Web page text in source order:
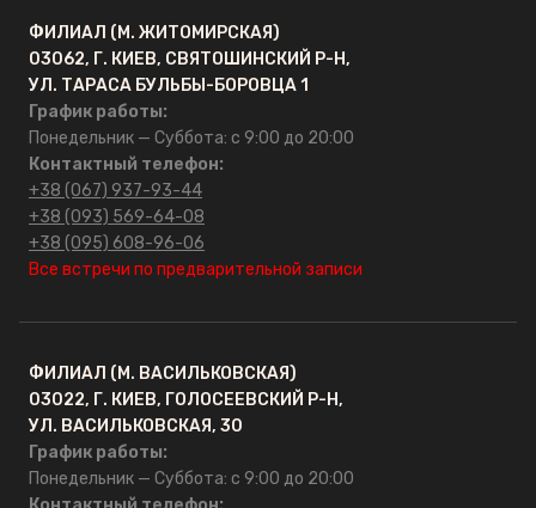
ФИЛИАЛ (М. ЖИТОМИРСКАЯ)
03062, Г. КИЕВ, СВЯТОШИНСКИЙ Р-Н,
УЛ. ТАРАСА БУЛЬБЫ-БОРОВЦА 1
График работы:
Понедельник — Суббота: с 9:00 до 20:00
Контактный телефон:
+38 (067) 937-93-44
+38 (093) 569-64-08
+38 (095) 608-96-06
Все встречи по предварительной записи
ФИЛИАЛ (М. ВАСИЛЬКОВСКАЯ)
03022, Г. КИЕВ, ГОЛОСЕЕВСКИЙ Р-Н,
УЛ. ВАСИЛЬКОВСКАЯ, 30
График работы:
Понедельник — Суббота: с 9:00 до 20:00